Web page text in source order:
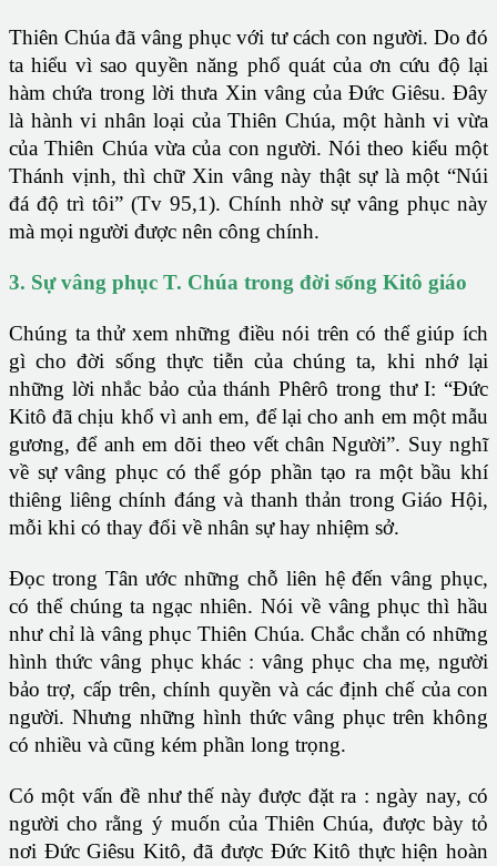
Thiên Chúa đã vâng phục với tư cách con người. Do đó
ta hiểu vì sao quyền năng phổ quát của ơn cứu độ lại
hàm chứa trong lời thưa Xin vâng của Đức Giêsu. Đây
là hành vi nhân loại của Thiên Chúa, một hành vi vừa
của Thiên Chúa vừa của con người. Nói theo kiểu một
Thánh vịnh, thì chữ Xin vâng này thật sự là một “Núi
đá độ trì tôi” (Tv 95,1). Chính nhờ sự vâng phục này
mà mọi người được nên công chính.
3. Sự vâng phục T. Chúa trong đời sống Kitô giáo
Chúng ta thử xem những điều nói trên có thể giúp ích
gì cho đời sống thực tiễn của chúng ta, khi nhớ lại
những lời nhắc bảo của thánh Phêrô trong thư I: “Đức
Kitô đã chịu khổ vì anh em, để lại cho anh em một mẫu
gương, để anh em dõi theo vết chân Người”. Suy nghĩ
về sự vâng phục có thể góp phần tạo ra một bầu khí
thiêng liêng chính đáng và thanh thản trong Giáo Hội,
mỗi khi có thay đổi về nhân sự hay nhiệm sở.
Đọc trong Tân ước những chỗ liên hệ đến vâng phục,
có thể chúng ta ngạc nhiên. Nói về vâng phục thì hầu
như chỉ là vâng phục Thiên Chúa. Chắc chắn có những
hình thức vâng phục khác : vâng phục cha mẹ, người
bảo trợ, cấp trên, chính quyền và các định chế của con
người. Nhưng những hình thức vâng phục trên không
có nhiều và cũng kém phần long trọng.
Có một vấn đề như thế này được đặt ra : ngày nay, có
người cho rằng ý muốn của Thiên Chúa, được bày tỏ
nơi Đức Giêsu Kitô, đã được Đức Kitô thực hiện hoàn